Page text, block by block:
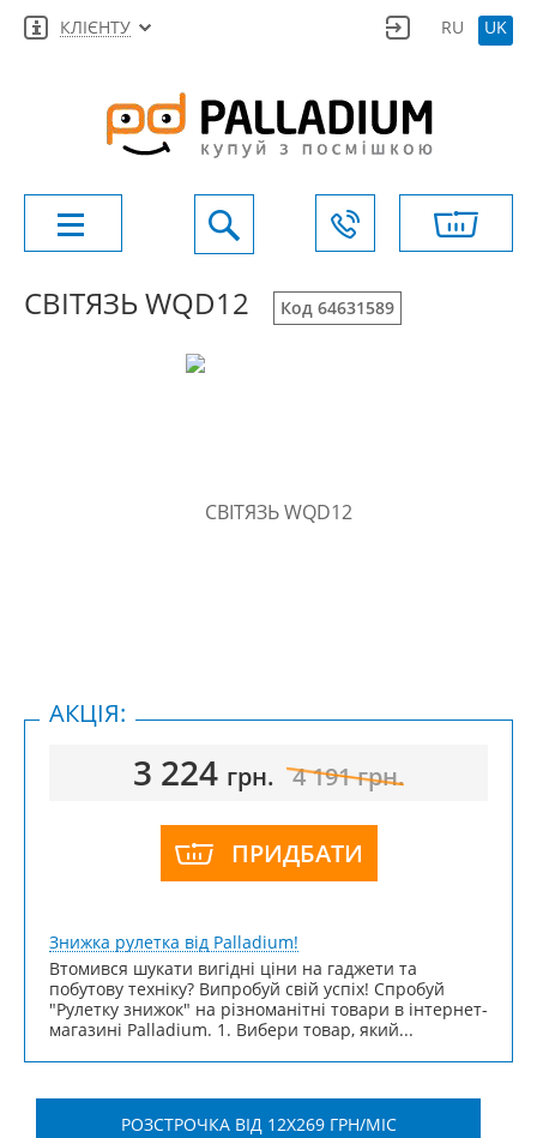
КЛІЄНТУ RU UK
СВІТЯЗЬ WQD12 Код 64631589
3 224 грн. 4 191грн.
ПРИДБАТИ
АКЦІЯ:
Знижка рулетка від Palladium!
Втомився шукати вигідні ціни на гаджети та
побутову техніку? Випробуй свій успіх! Спробуй
"Рулетку знижок" на різноманітні товари в інтернет-
магазині Palladium. 1. Вибери товар, який...
РОЗСТРОЧКА ВІД 12X269 ГРН/МІС